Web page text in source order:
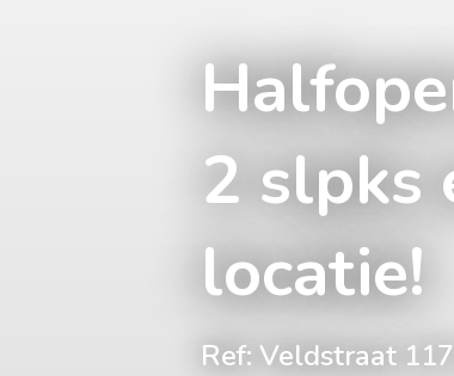
2 slpks
locatie!
Ref: Veldstraat